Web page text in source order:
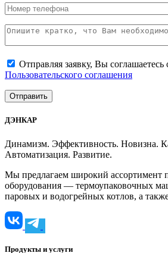
Отправляя заявку, Вы соглашаетесь
Пользовательского соглашения
ДЭНКАР
Динамизм. Эффективность. Новизна.
Автоматизация. Развитие.
Мы предлагаем широкий ассортимент
оборудования — термоупаковочных
паровых и водогрейных котлов, а
Продукты и услуги